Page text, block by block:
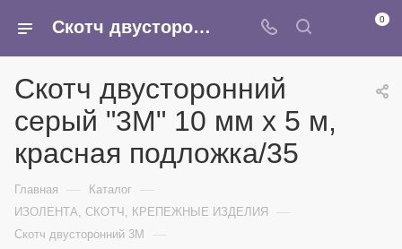
Скотч двусторонний серый "3M" 10 мм х 5 м, красная подложка/35 - купить в интернет-магазине Армина 0
Скотч двусторонний
серый "3M" 10 мм х 5 м,
красная подложка/35
Главная — Каталог —
ИЗОЛЕНТА, СКОТЧ, КРЕПЕЖНЫЕ ИЗДЕЛИЯ —
Скотч двусторонний 3M —